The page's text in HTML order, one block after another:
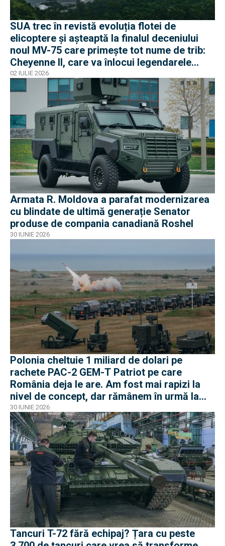
SUA trec în revistă evoluția flotei de
elicoptere și așteaptă la finalul deceniului
noul MV-75 care primește tot nume de trib:
Cheyenne II, care va înlocui legendarele
Black Hawk
02 IULIE 2026
Armata R. Moldova a parafat modernizarea
cu blindate de ultimă generație Senator
produse de compania canadiană Roshel
30 IUNIE 2026
Polonia cheltuie 1 miliard de dolari pe
rachete PAC-2 GEM-T Patriot pe care
România deja le are. Am fost mai rapizi la
nivel de concept, dar rămânem în urmă la
negocieri și industrie
30 IUNIE 2026
Tancuri T-72 fără echipaj? Țara cu peste